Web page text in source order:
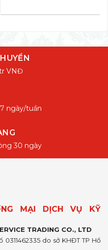
VNĐ
ngày/tuần
30 ngày
MẠI DỊCH VỤ KỸ
TRADING CO., LTD
do sở KHĐT TP Hồ